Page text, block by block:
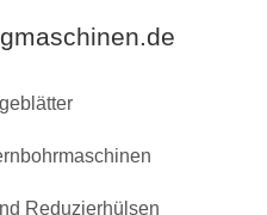
Reduzierhülsen